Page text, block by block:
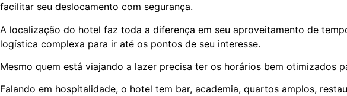
facilitar seu deslocamento com segurança.
A localização do hotel faz toda a diferença em seu aproveitamento de
logística complexa para ir até os pontos de seu interesse.
Mesmo quem está viajando a lazer precisa ter os horários bem otimizados
Falando em hospitalidade, o hotel tem bar, academia, quartos amplos,